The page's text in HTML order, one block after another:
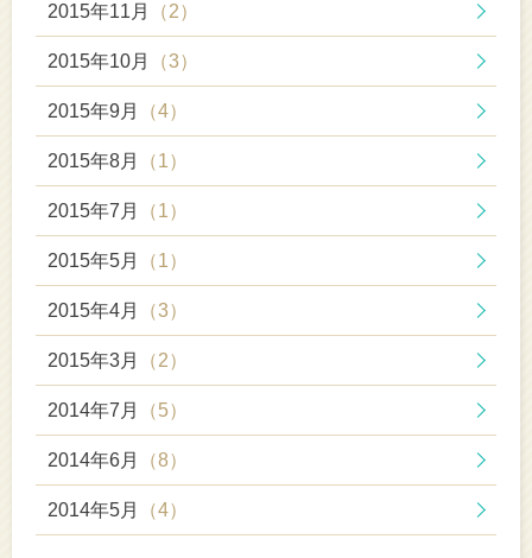
2015年11月 （2）
2015年10月 （3）
2015年9月 （4）
2015年8月 （1）
2015年7月 （1）
2015年5月 （1）
2015年4月 （3）
2015年3月 （2）
2014年7月 （5）
2014年6月 （8）
2014年5月 （4）